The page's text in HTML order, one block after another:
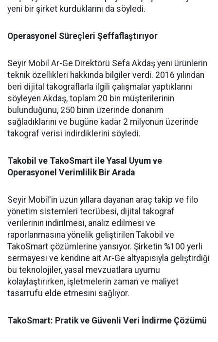
yeni bir şirket kurduklarını da söyledi.
Operasyonel Süreçleri Şeffaflaştırıyor
Seyir Mobil Ar-Ge Direktörü Sefa Akdaş yeni ürünlerin
teknik özellikleri hakkında bilgiler verdi. 2016 yılından
beri dijital takograflarla ilgili çalışmalar yaptıklarını
söyleyen Akdaş, toplam 20 bin müşterilerinin
bulunduğunu, 250 binin üzerinde donanım
sağladıklarını ve bugüne kadar 2 milyonun üzerinde
takograf verisi indirdiklerini söyledi.
Takobil ve TakoSmart ile Yasal Uyum ve
Operasyonel Verimlilik Bir Arada
Seyir Mobil'in uzun yıllara dayanan araç takip ve filo
yönetim sistemleri tecrübesi, dijital takograf
verilerinin indirilmesi, analiz edilmesi ve
raporlanmasına yönelik geliştirilen Takobil ve
TakoSmart çözümlerine yansıyor. Şirketin %100 yerli
sermayesi ve kendine ait Ar-Ge altyapısıyla geliştirdiği
bu teknolojiler, yasal mevzuatlara uyumu
kolaylaştırırken, işletmelerin zaman ve maliyet
tasarrufu elde etmesini sağlıyor.
TakoSmart: Pratik ve Güvenli Veri İndirme Çözümü